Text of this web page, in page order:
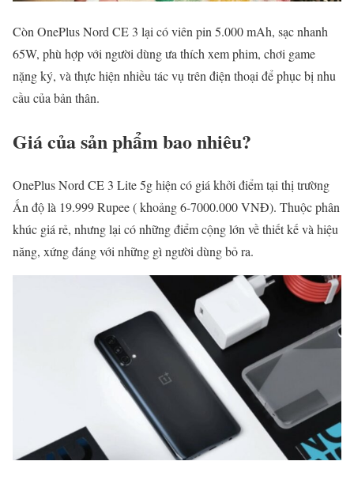
Còn OnePlus Nord CE 3 lại có viên pin 5.000 mAh, sạc nhanh
65W, phù hợp với người dùng ưa thích xem phim, chơi game
nặng ký, và thực hiện nhiều tác vụ trên điện thoại để phục bị nhu
cầu của bản thân.
Giá của sản phẩm bao nhiêu?
OnePlus Nord CE 3 Lite 5g hiện có giá khởi điểm tại thị trường
Ấn độ là 19.999 Rupee ( khoảng 6-7000.000 VNĐ). Thuộc phân
khúc giá rẻ, nhưng lại có những điểm cộng lớn về thiết kế và hiệu
năng, xứng đáng với những gì người dùng bỏ ra.